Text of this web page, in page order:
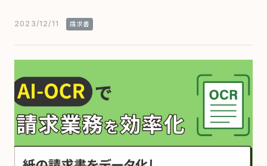
2023/12/11 請求書